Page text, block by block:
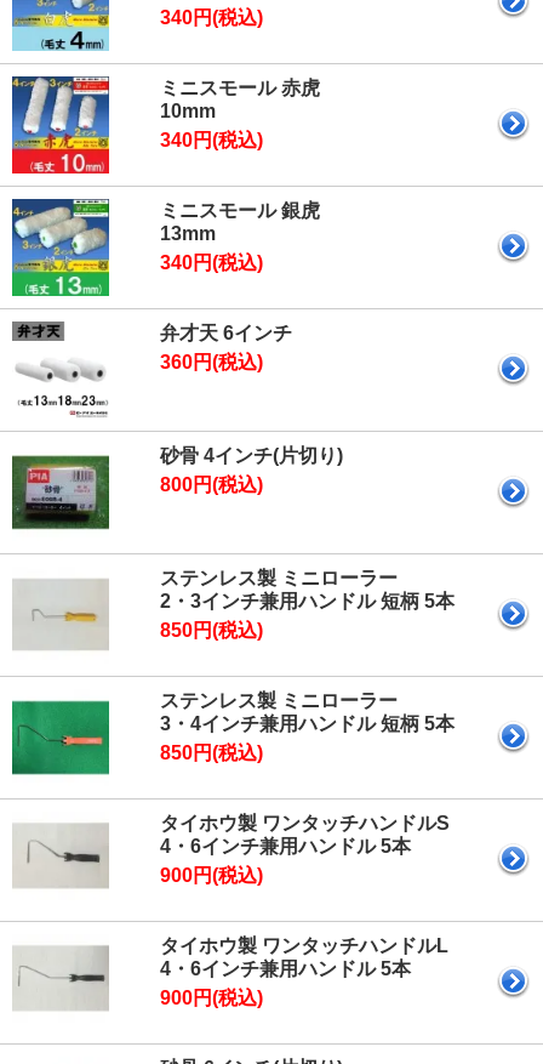
340円(税込)
ミニスモール 赤虎
10mm
340円(税込)
ミニスモール 銀虎
13mm
340円(税込)
弁才天 6インチ
360円(税込)
砂骨 4インチ(片切り)
800円(税込)
ステンレス製 ミニローラー
2・3インチ兼用ハンドル 短柄 5本
850円(税込)
ステンレス製 ミニローラー
3・4インチ兼用ハンドル 短柄 5本
850円(税込)
タイホウ製 ワンタッチハンドルS
4・6インチ兼用ハンドル 5本
900円(税込)
タイホウ製 ワンタッチハンドルL
4・6インチ兼用ハンドル 5本
900円(税込)